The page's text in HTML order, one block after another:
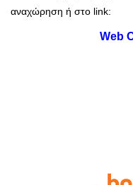
αναχώρηση ή στο link:
Web